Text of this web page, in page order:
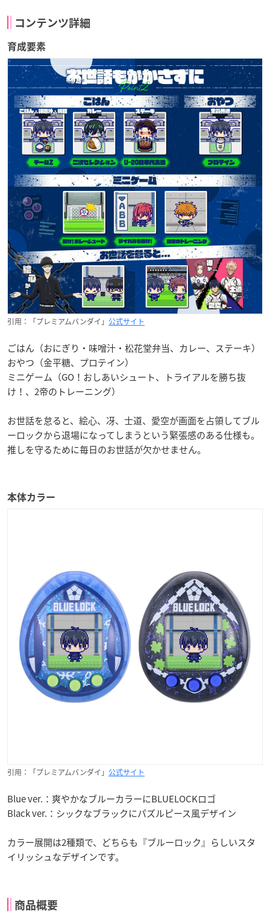
コンテンツ詳細
育成要素
引用：「プレミアムバンダイ」 公式サイト
ごはん（おにぎり・味噌汁・松花堂弁当、カレー、ステーキ）
おやつ（金平糖、プロテイン）
ミニゲーム（GO！おしあいシュート、トライアルを勝ち抜
け！、2帝のトレーニング）
お世話を怠ると、絵心、冴、士道、愛空が画面を占領してブル
ーロックから退場になってしまうという緊張感のある仕様も。
推しを守るために毎日のお世話が欠かせません。
本体カラー
引用：「プレミアムバンダイ」 公式サイト
Blue ver.：爽やかなブルーカラーにBLUELOCKロゴ
Black ver.：シックなブラックにパズルピース風デザイン
カラー展開は2種類で、どちらも『ブルーロック』らしいスタ
イリッシュなデザインです。
商品概要